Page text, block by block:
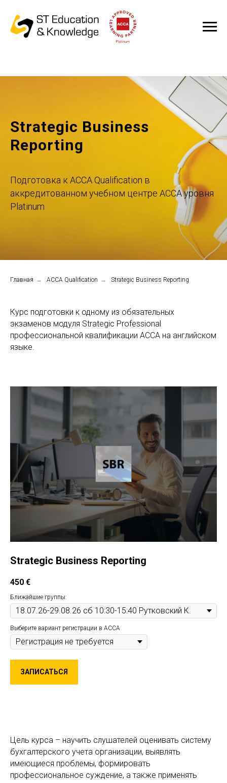
Strategic Business
Reporting
Подготовка к ACCA Qualification в
аккредитованном учебном центре ACCA уровня
Platinum
Главная → ACCA Qualification → Strategic Business Reporting
Курс подготовки к одному из обязательных
экзаменов модуля Strategic Professional
профессиональной квалификации АССА на английском
языке.
Strategic Business Reporting
450 €
Ближайшие группы:
Выберите вариант регистрации в ACCA
ЗАПИСАТЬСЯ
Цель курса – научить слушателей оценивать систему
бухгалтерского учета организации, выявлять
имеющиеся проблемы, формировать
профессиональное суждение, а также применять